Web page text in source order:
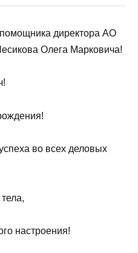
директора АО
Олега Марковича!
во всех деловых
настроения!